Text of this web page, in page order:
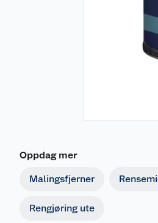
Oppdag mer
Malingsfjerner
Rengjøring ute
H315
H373
Kan forårsake